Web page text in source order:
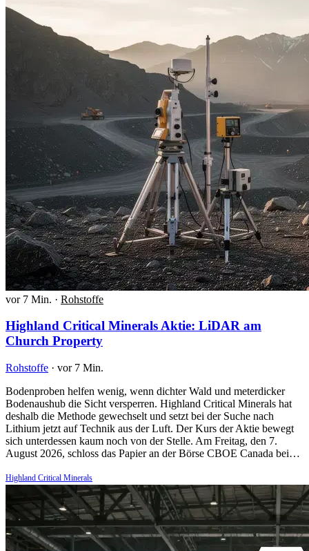
vor 7 Min. · Rohstoffe
Highland Critical Minerals Aktie: LiDAR am
Church Property
Rohstoffe · vor 7 Min.
Bodenproben helfen wenig, wenn dichter Wald und meterdicker
Bodenaushub die Sicht versperren. Highland Critical Minerals hat
deshalb die Methode gewechselt und setzt bei der Suche nach
Lithium jetzt auf Technik aus der Luft. Der Kurs der Aktie bewegt
sich unterdessen kaum noch von der Stelle. Am Freitag, den 7.
August 2026, schloss das Papier an der Börse CBOE Canada bei…
Highland Critical Minerals